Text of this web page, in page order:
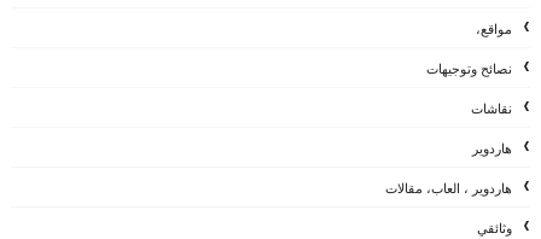
مواقع،
نصائح وتوجيهات
نقاشات
هاردوير
هاردوير ، العاب، مقالات
وثائقي